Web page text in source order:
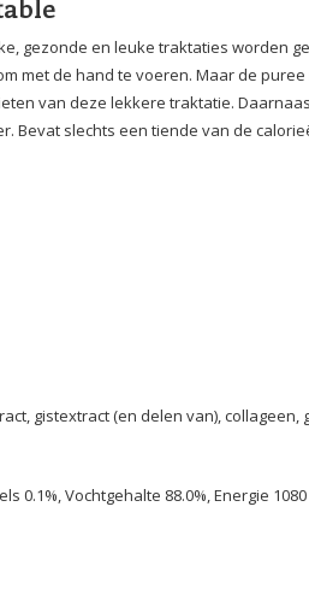
gezonde en leuke traktaties worden
met de hand te voeren. Maar de
van deze lekkere traktatie.
Bevat slechts een tiende van de
gistextract (en delen van),
0.1%, Vochtgehalte 88.0%, Energie